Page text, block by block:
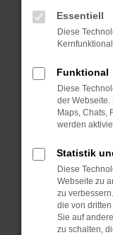
Beispiel
Prüfe
Manche
anderen
privaten
Starte
Das
Essentiell
Diese
Funktional
Diese
der Webseite.
Maps, Chats,
werden
Statistik
Diese
Webseite zu
zu
die von
Sie auf
zu schalten,